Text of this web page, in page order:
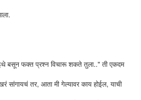
बसून फक्त प्रश्न विचारू शकते तुला.." ती एकदम
सांगायचं तर, आता मी गेल्यावर काय होईल, याची